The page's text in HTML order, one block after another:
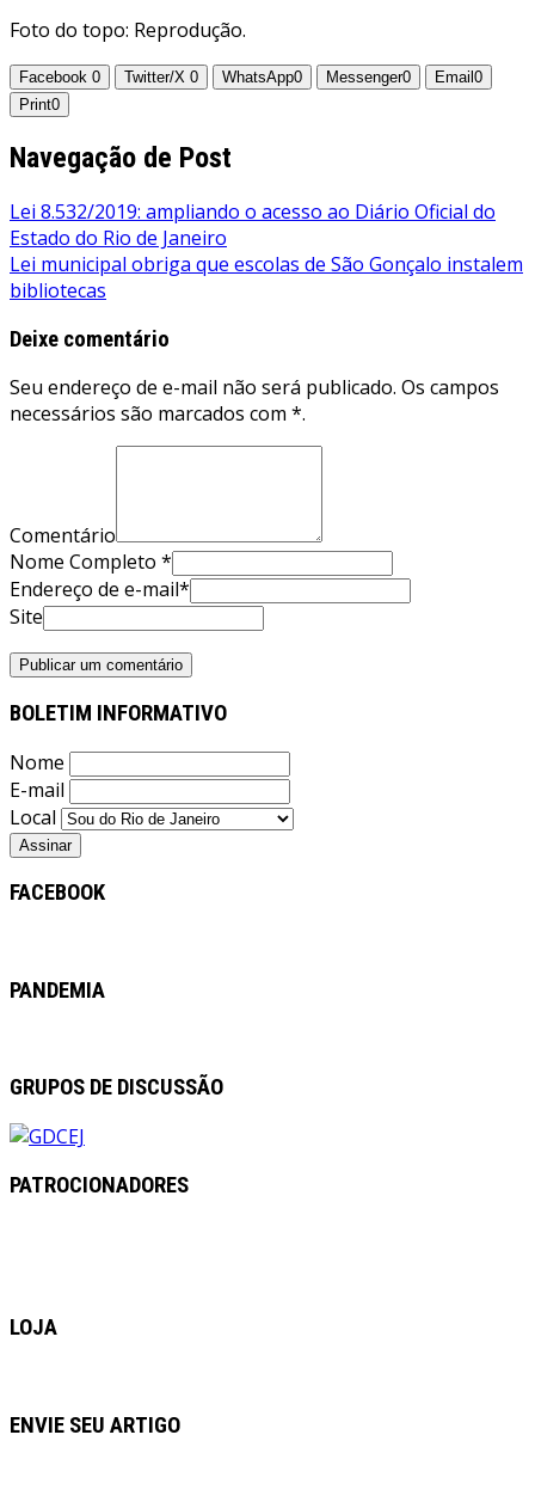
Foto do topo: Reprodução.
Facebook 0 Twitter/X 0 WhatsApp0 Messenger0 Email 0
Print0
Navegação de Post
Lei 8.532/2019: ampliando o acesso ao Diário Oficial do
Estado do Rio de Janeiro
Lei municipal obriga que escolas de São Gonçalo instalem
bibliotecas
Deixe comentário
Seu endereço de e-mail não será publicado. Os campos
necessários são marcados com *.
Comentário
Nome Completo *
Endereço de e-mail*
Site
BOLETIM INFORMATIVO
Nome
E-mail
Local
FACEBOOK
PANDEMIA
GRUPOS DE DISCUSSÃO
PATROCIONADORES
LOJA
ENVIE SEU ARTIGO